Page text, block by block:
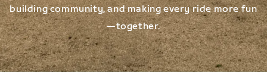
building community, and making every ride more fun
—together.